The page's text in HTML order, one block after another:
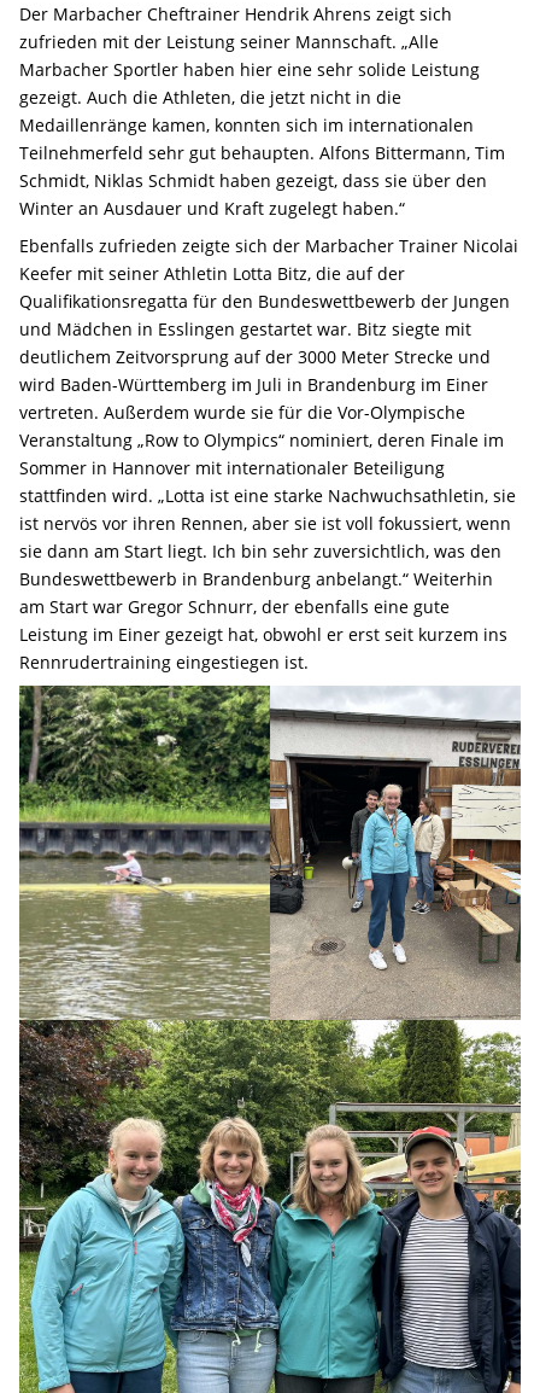
Der Marbacher Cheftrainer Hendrik Ahrens zeigt sich
zufrieden mit der Leistung seiner Mannschaft. „Alle
Marbacher Sportler haben hier eine sehr solide Leistung
gezeigt. Auch die Athleten, die jetzt nicht in die
Medaillenränge kamen, konnten sich im internationalen
Teilnehmerfeld sehr gut behaupten. Alfons Bittermann, Tim
Schmidt, Niklas Schmidt haben gezeigt, dass sie über den
Winter an Ausdauer und Kraft zugelegt haben.“
Ebenfalls zufrieden zeigte sich der Marbacher Trainer Nicolai
Keefer mit seiner Athletin Lotta Bitz, die auf der
Qualifikationsregatta für den Bundeswettbewerb der Jungen
und Mädchen in Esslingen gestartet war. Bitz siegte mit
deutlichem Zeitvorsprung auf der 3000 Meter Strecke und
wird Baden-Württemberg im Juli in Brandenburg im Einer
vertreten. Außerdem wurde sie für die Vor-Olympische
Veranstaltung „Row to Olympics“ nominiert, deren Finale im
Sommer in Hannover mit internationaler Beteiligung
stattfinden wird. „Lotta ist eine starke Nachwuchsathletin, sie
ist nervös vor ihren Rennen, aber sie ist voll fokussiert, wenn
sie dann am Start liegt. Ich bin sehr zuversichtlich, was den
Bundeswettbewerb in Brandenburg anbelangt.“ Weiterhin
am Start war Gregor Schnurr, der ebenfalls eine gute
Leistung im Einer gezeigt hat, obwohl er erst seit kurzem ins
Rennrudertraining eingestiegen ist.